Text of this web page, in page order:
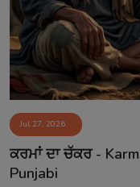
Jul 27, 2026
ਕਰਮਾਂ ਦਾ ਚੱਕਰ -
Punjabi